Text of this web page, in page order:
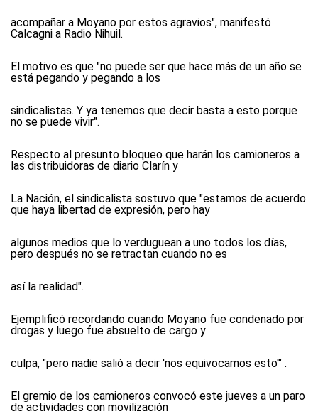
acompañar a Moyano por estos agravios", manifestó
Calcagni a Radio Nihuil.
El motivo es que "no puede ser que hace más de un año se
está pegando y pegando a los
sindicalistas. Y ya tenemos que decir basta a esto porque
no se puede vivir".
Respecto al presunto bloqueo que harán los camioneros a
las distribuidoras de diario Clarín y
La Nación, el sindicalista sostuvo que "estamos de acuerdo
que haya libertad de expresión, pero hay
algunos medios que lo verduguean a uno todos los días,
pero después no se retractan cuando no es
así la realidad".
Ejemplificó recordando cuando Moyano fue condenado por
drogas y luego fue absuelto de cargo y
culpa, "pero nadie salió a decir 'nos equivocamos esto'" .
El gremio de los camioneros convocó este jueves a un paro
de actividades con movilización